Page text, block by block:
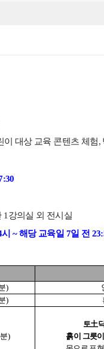
이 대상 교육 콘텐츠 체험,
1 강의실 외 전시실
시 ~ 해당 교육일 7일 전
)
)
)
토土
흙이 그릇